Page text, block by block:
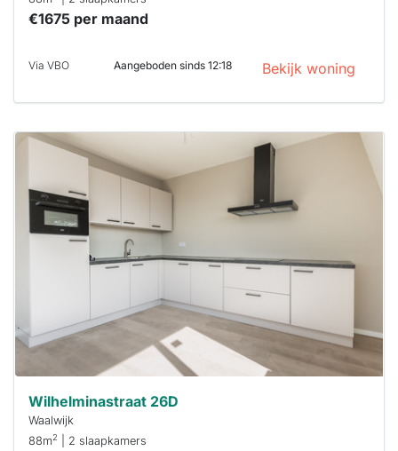
€1675 per maand
Via VBO Aangeboden sinds 12:18 Bekijk woning
Deze woning
al verhuurd
Om kans te
maken moet je
binnen 15
reageren.
Stekkies helpt
Wilhelminastraat 26D
Waalwijk
88m2 | 2 slaapkamers